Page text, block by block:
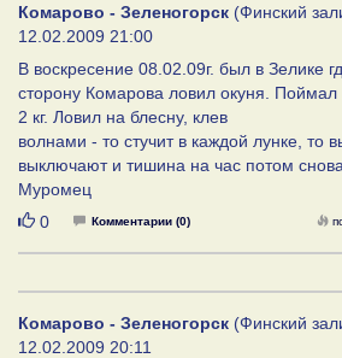
Комарово - Зеленогорск (Финский
12.02.2009 21:00
В воскресение 08.02.09г. был в Зелике
сторону Комарова ловил окуня.
2 кг. Ловил на блесну, клев
волнами - то стучит в каждой лунке, то
выключают и тишина на час потом снова
Муромец
Нравится
0 Комментарии (0)
Комарово - Зеленогорск (Финский
12.02.2009 20:11